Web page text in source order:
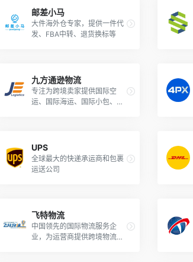
邮差小马
大件海外仓专家，提供一件代
发、FBA中转、退货换标等
九方通逊物流
专注为跨境卖家提供国际空
运、国际海运、国际小包、海
UPS
全球最大的快递承运商和包裹
运送公司
飞特物流
中国领先的国际物流服务企
业，为运营商提供跨境物流服